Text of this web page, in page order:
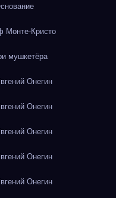
Кристо
мушкетёра
Онегин
Онегин
Онегин
Онегин
Онегин